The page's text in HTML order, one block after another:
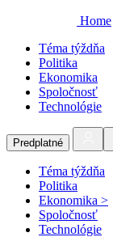
Home
Téma týždňa
Politika
Ekonomika
Spoločnosť
Technológie
Predplatné
Téma týždňa
Politika
Ekonomika >
Spoločnosť
Technológie